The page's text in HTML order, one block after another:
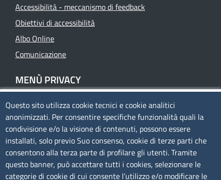
Accessibilità - meccanismo di feedback
Obiettivi di accessibilità
Albo Online
Comunicazione
MENÙ PRIVACY
Privacy
Cookie policy
Note legali
Mappa del sito
Accesso riservato
Questo sito utilizza cookie tecnici e cookie analitici
anonimizzati. Per consentire specifiche funzionalità quali la
condivisione e/o la visione di contenuti, possono essere
installati, solo previo Suo consenso, cookie di terze parti che
consentono alla terza parte di profilare gli utenti. Tramite
questo banner, può accettare tutti i cookies, selezionare le
categorie di cookie di cui consente l’utilizzo e/o modificare le